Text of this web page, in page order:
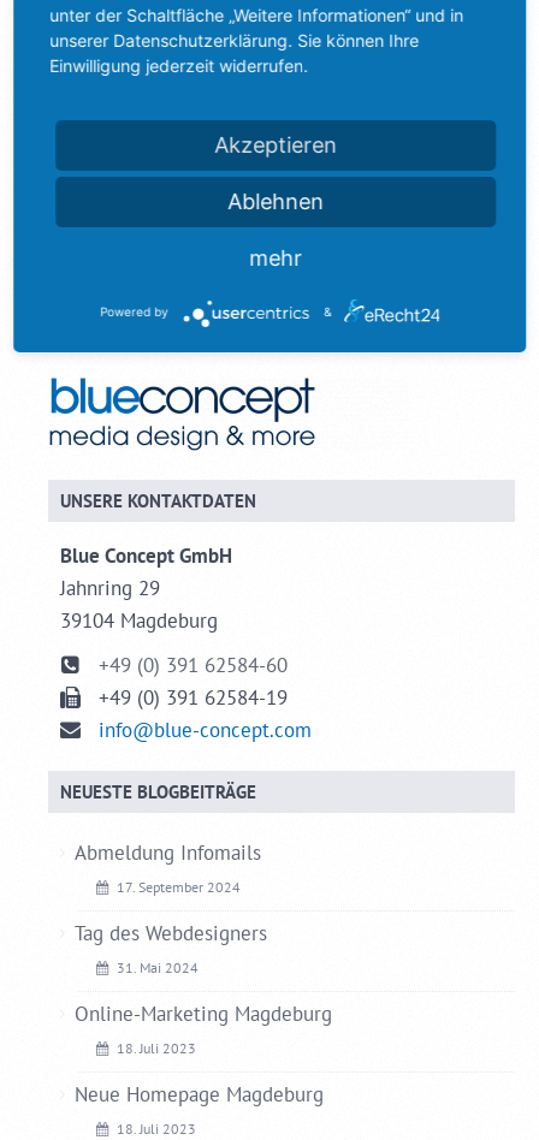
Detaillierte Informationen zum Umgang mit Nutzerdaten
finden Sie in unsererDatenschutzerklärung.
VORHERIGER BEITRAG
UNSERE KONTAKTDATEN
Blue Concept GmbH
Jahnring 29
39104 Magdeburg
+49 (0) 391 62584-60
+49 (0) 391 62584-19
info@blue-concept.com
NEUESTE BLOGBEITRÄGE
Abmeldung Infomails
17. September 2024
Tag des Webdesigners
31. Mai 2024
Online-Marketing Magdeburg
18. Juli 2023
Neue Homepage Magdeburg
18. Juli 2023
unter der Schaltfläche „Weitere Informationen“ und in
unserer Datenschutzerklärung. Sie können Ihre
Einwilligung jederzeit widerrufen.
Akzeptieren
Ablehnen
mehr
Powered by &